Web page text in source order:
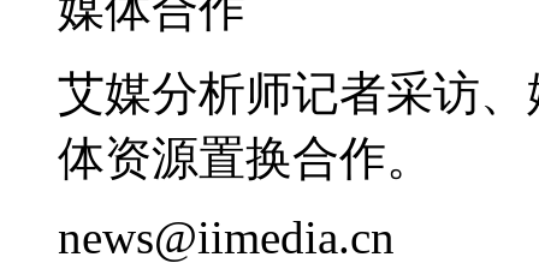
艾媒分析师记者采访
体资源置换合作。
news@iimedia.cn